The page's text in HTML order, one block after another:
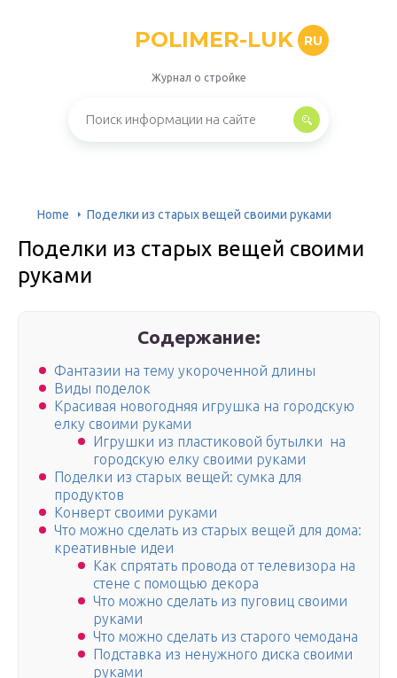
POLIMER-LUK RU
Журнал о стройке
Home Поделки из старых вещей своими руками
Поделки из старых вещей своими
руками
Содержание:
Фантазии на тему укороченной длины
Виды поделок
Красивая новогодняя игрушка на городскую
елку своими руками
Игрушки из пластиковой бутылки на
городскую елку своими руками
Поделки из старых вещей: сумка для
продуктов
Конверт своими руками
Что можно сделать из старых вещей для дома:
креативные идеи
Как спрятать провода от телевизора на
стене с помощью декора
Что можно сделать из пуговиц своими
руками
Что можно сделать из старого чемодана
Подставка из ненужного диска своими
руками